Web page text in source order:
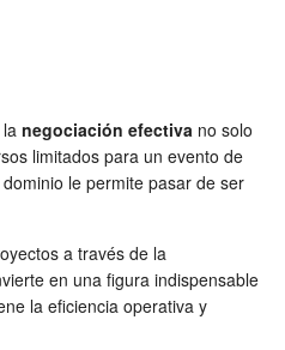
negociación efectiva no solo
limitados para un evento de
le permite pasar de ser
a través de la
en una figura indispensable
la eficiencia operativa y